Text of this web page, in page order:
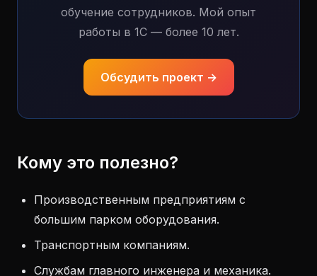
обучение сотрудников. Мой опыт
работы в 1С — более 10 лет.
Обсудить проект →
Кому это полезно?
Производственным предприятиям с
большим парком оборудования.
Транспортным компаниям.
Службам главного инженера и механика.